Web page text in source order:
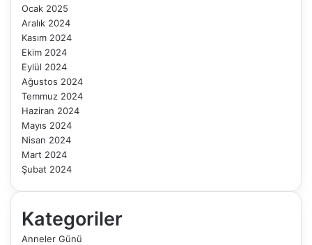
Ocak 2025
Aralık 2024
Kasım 2024
Ekim 2024
Eylül 2024
Ağustos 2024
Temmuz 2024
Haziran 2024
Mayıs 2024
Nisan 2024
Mart 2024
Şubat 2024
Kategoriler
Anneler Günü